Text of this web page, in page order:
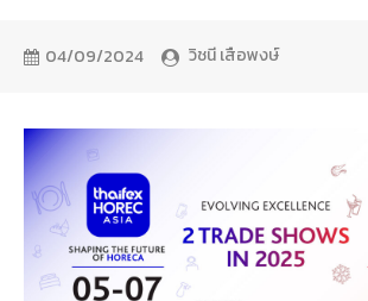
04/09/2024 วิชนี เสือพงษ์